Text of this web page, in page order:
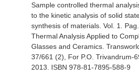
Sample controlled thermal
to the kinetic analysis of solid
synthesis of materials. Vol. 1.
Thermal Analysis Applied to
Glasses and Ceramics.
37/661 (2), For P.O. Trivandrum-
2013. ISBN 978-81-7895-588-9